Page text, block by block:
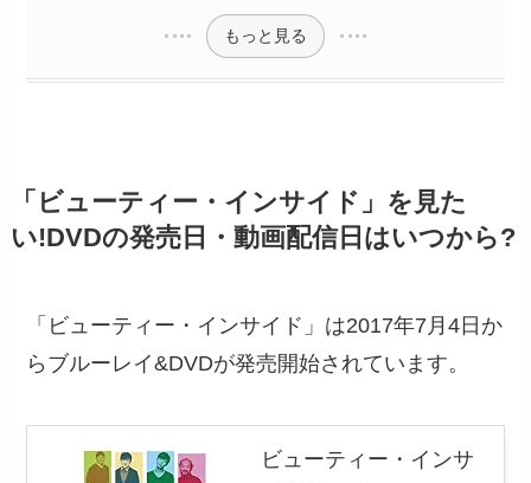
もっと見る
「ビューティー・インサイド」を見た
い!DVDの発売日・動画配信日はいつから?
「ビューティー・インサイド」は2017年7月4日か
らブルーレイ&DVDが発売開始されています。
ビューティー・インサ